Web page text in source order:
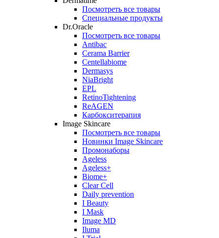
Посмотреть все товары
Специальные продукты
Dr.Oracle
Посмотреть все товары
Antibac
Cerama Barrier
Centellabiome
Dermasys
NiaBright
EPL
RetinoTightening
ReAGEN
Карбокситерапия
Image Skincare
Посмотреть все товары
Новинки Image Skincare
Промонаборы
Ageless
Ageless+
Biome+
Clear Cell
Daily prevention
I Beauty
I Mask
Image MD
Iluma